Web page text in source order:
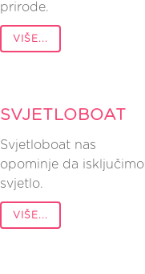
prirode.
VIŠE...
SVJETLOBOAT
Svjetloboat nas
opominje da isključimo
svjetlo.
VIŠE...